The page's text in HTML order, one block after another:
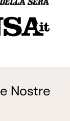
Nostre